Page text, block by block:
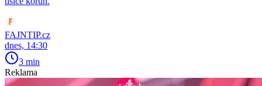
FAJNTIP.cz
dnes, 14:30
3 min
Reklama